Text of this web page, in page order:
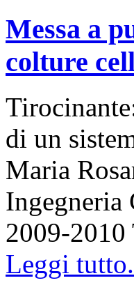
Messa a
colture
di un
Maria
Ingegneria
2009-
Leggi